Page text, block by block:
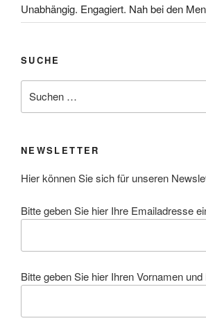
Unabhängig. Engagiert. Nah bei den
SUCHE
nach:
NEWSLETTER
Hier können Sie sich für unseren
Bitte geben Sie hier Ihre Emailadresse
Bitte geben Sie hier Ihren Vornamen